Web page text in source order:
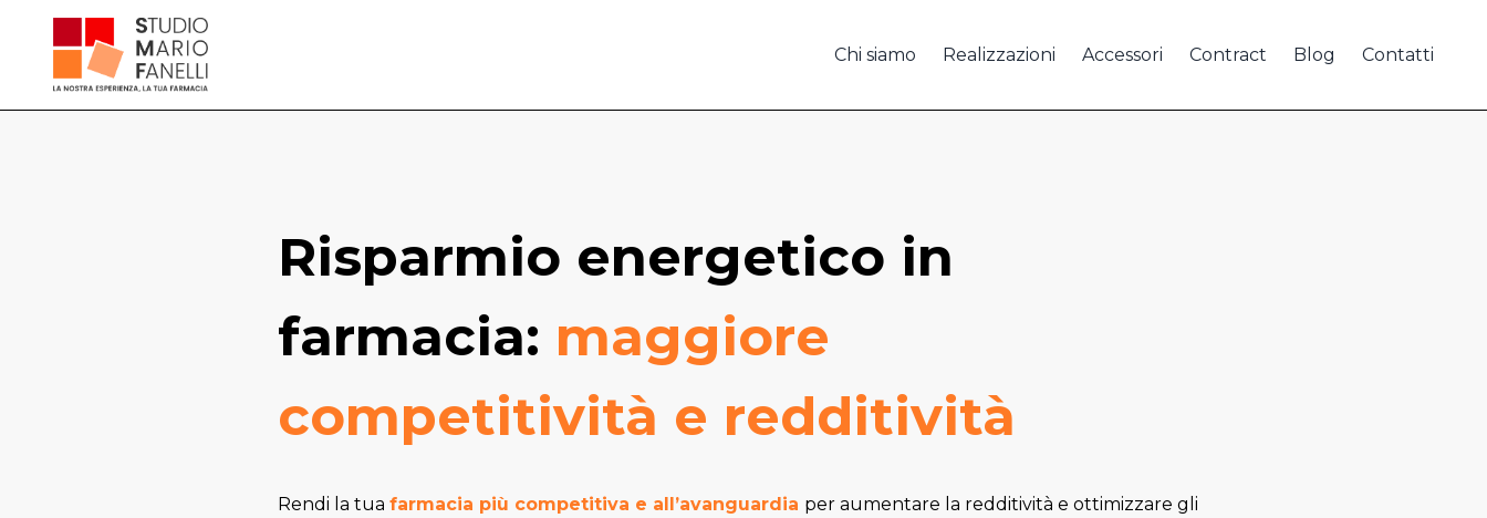
Chi siamo Realizzazioni Accessori Contract Blog Contatti
Risparmio energetico in
farmacia: maggiore
competitività e redditività
Rendi la tua farmacia più competitiva e all’avanguardia per aumentare la redditività e ottimizzare gli